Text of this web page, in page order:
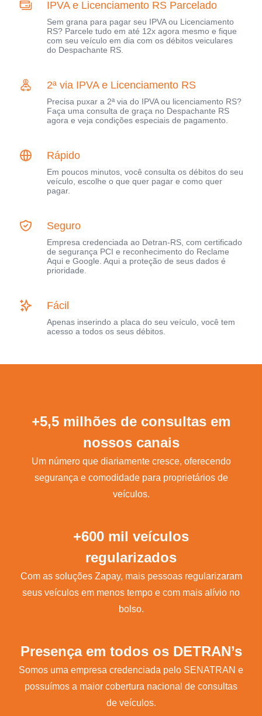
IPVA e Licenciamento RS Parcelado
Sem grana para pagar seu IPVA ou Licenciamento
RS? Parcele tudo em até 12x agora mesmo e fique
com seu veículo em dia com os débitos veiculares
do Despachante RS.
2ª via IPVA e Licenciamento RS
Precisa puxar a 2ª via do IPVA ou licenciamento RS?
Faça uma consulta de graça no Despachante RS
agora e veja condições especiais de pagamento.
Rápido
Em poucos minutos, você consulta os débitos do seu
veículo, escolhe o que quer pagar e como quer
pagar.
Seguro
Empresa credenciada ao Detran-RS, com certificado
de segurança PCI e reconhecimento do Reclame
Aqui e Google. Aqui a proteção de seus dados é
prioridade.
Fácil
Apenas inserindo a placa do seu veículo, você tem
acesso a todos os seus débitos.
+5,5 milhões de consultas em
nossos canais
Um número que diariamente cresce, oferecendo
segurança e comodidade para proprietários de
veículos.
+600 mil veículos
regularizados
Com as soluções Zapay, mais pessoas regularizaram
seus veículos em menos tempo e com mais alívio no
bolso.
Presença em todos os DETRAN’s
Somos uma empresa credenciada pelo SENATRAN e
possuímos a maior cobertura nacional de consultas
de veículos.